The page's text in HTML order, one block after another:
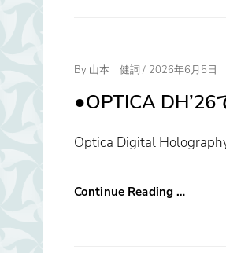
By 山本 健詞 / Posted
2026年6月5日
●OPTICA
Optica Digital
Continue Reading …